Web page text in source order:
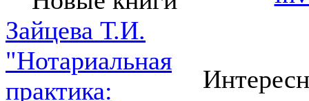
Зайцева Т.И.
"Нотариальная
практика: